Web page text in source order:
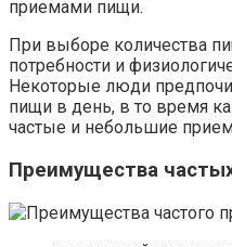
приемами пищи.
При выборе количества
потребности и
Некоторые люди
пищи в день, в то время
частые и небольшие
Преимущества